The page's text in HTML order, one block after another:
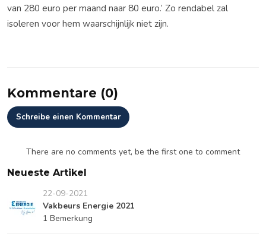
van 280 euro per maand naar 80 euro.’ Zo rendabel zal
isoleren voor hem waarschijnlijk niet zijn.
Kommentare (0)
Schreibe einen Kommentar
There are no comments yet, be the first one to comment
Neueste Artikel
22-09-2021
Vakbeurs Energie 2021
1 Bemerkung